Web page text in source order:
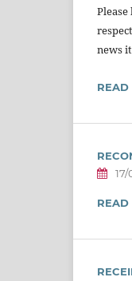
news
READ
READ